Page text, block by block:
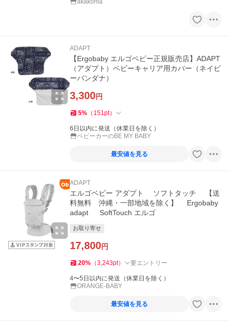
akakoma
ADAPT
【Ergobaby エルゴベビー正規販売店】ADAPT
（アダプト）ベビーキャリア用カバー（ネイビ
ーバンダナ）
3,300円
5% （ 151pt）
6日以内に発送（休業日を除く）
ベビーカーのBE MY BABY
最安値を見る
ADAPT
エルゴベビー アダプト ソフトタッチ 【送
料無料 沖縄・一部地域を除く】 Ergobaby
adapt SoftTouch エルゴ
お取り寄せ
17,800円
20% （3,243pt） 要エントリー
4〜5日以内に発送（休業日を除く）
ORANGE-BABY
最安値を見る